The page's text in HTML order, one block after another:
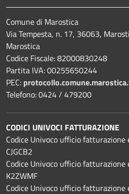
Comune di Marostica
Via Tempesta, n. 17, 36063,
Marostica
Codice Fiscale: 82000830248
Partita IVA: 00255650244
PEC: protocollo.comune.marostica.
Telefono: 0424 / 479200
CODICI UNIVOCI FATTURAZIONE
Codice Univoco ufficio
CJGCB2
Codice Univoco ufficio
K2ZWMF
Codice Univoco ufficio